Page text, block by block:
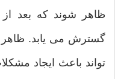
ظاهر شوند که بعد
گسترش می یابد. ظاهر
تواند باعث ایجاد